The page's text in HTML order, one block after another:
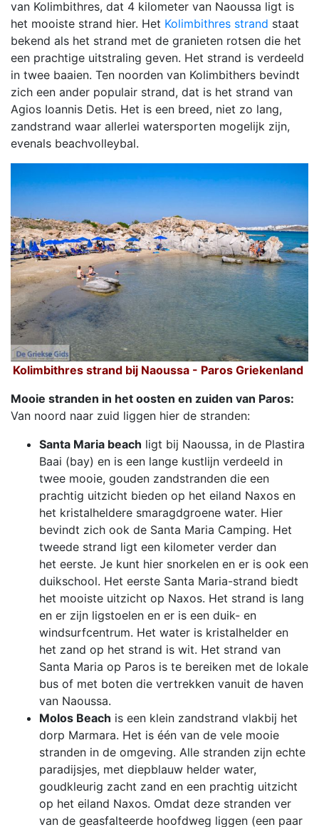
van Kolimbithres, dat 4 kilometer van Naoussa ligt is
het mooiste strand hier. Het Kolimbithres strand staat
bekend als het strand met de granieten rotsen die het
een prachtige uitstraling geven. Het strand is verdeeld
in twee baaien. Ten noorden van Kolimbithers bevindt
zich een ander populair strand, dat is het strand van
Agios Ioannis Detis. Het is een breed, niet zo lang,
zandstrand waar allerlei watersporten mogelijk zijn,
evenals beachvolleybal.
Kolimbithres strand bij Naoussa - Paros Griekenland
Mooie stranden in het oosten en zuiden van Paros:
Van noord naar zuid liggen hier de stranden:
Santa Maria beach ligt bij Naoussa, in de Plastira
Baai (bay) en is een lange kustlijn verdeeld in
twee mooie, gouden zandstranden die een
prachtig uitzicht bieden op het eiland Naxos en
het kristalheldere smaragdgroene water. Hier
bevindt zich ook de Santa Maria Camping. Het
tweede strand ligt een kilometer verder dan
het eerste. Je kunt hier snorkelen en er is ook een
duikschool. Het eerste Santa Maria-strand biedt
het mooiste uitzicht op Naxos. Het strand is lang
en er zijn ligstoelen en er is een duik- en
windsurfcentrum. Het water is kristalhelder en
het zand op het strand is wit. Het strand van
Santa Maria op Paros is te bereiken met de lokale
bus of met boten die vertrekken vanuit de haven
van Naoussa.
Molos Beach is een klein zandstrand vlakbij het
dorp Marmara. Het is één van de vele mooie
stranden in de omgeving. Alle stranden zijn echte
paradijsjes, met diepblauw helder water,
goudkleurig zacht zand en een prachtig uitzicht
op het eiland Naxos. Omdat deze stranden ver
van de geasfalteerde hoofdweg liggen (een paar